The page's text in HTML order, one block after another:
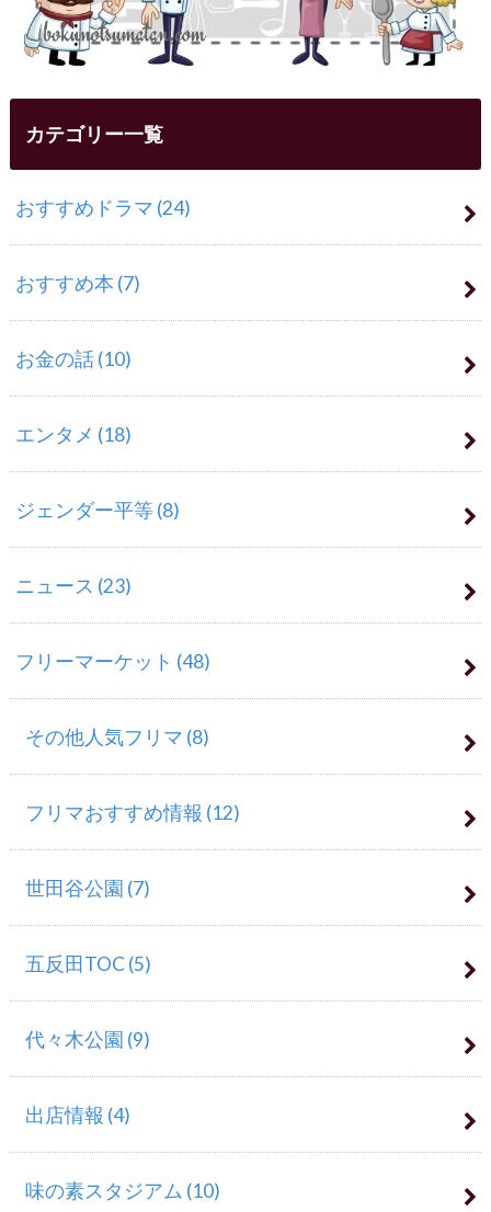
カテゴリー一覧
おすすめドラマ (24)
おすすめ本 (7)
お金の話(10)
エンタメ (18)
ジェンダー平等(8)
ニュース (23)
フリーマーケット (48)
その他人気フリマ (8)
フリマおすすめ情報 (12)
世田谷公園 (7)
五反田TOC(5)
代々木公園 (9)
出店情報 (4)
味の素スタジアム (10)